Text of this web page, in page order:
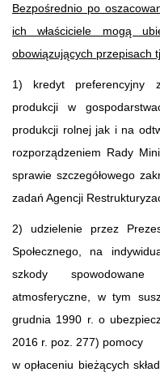
Bezpośrednio po
ich właściciele mogą
obowiązujących przepisach
1) kredyt preferencyjny
produkcji w
produkcji rolnej jak i na
rozporządzeniem Rady
sprawie szczegółowego
zadań Agencji
2) udzielenie przez
Społecznego, na
szkody
atmosferyczne, w tym
grudnia 1990 r. o
2016 r. poz. 277) pomocy
w opłaceniu bieżących